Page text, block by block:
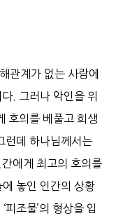
관계가 없는 사람에
. 그러나 악인을 위
호의를 베풀고 희생
런데 하나님께서는
에게 최고의 호의를
놓인 인간의 상황
피조물’의 형상을 입